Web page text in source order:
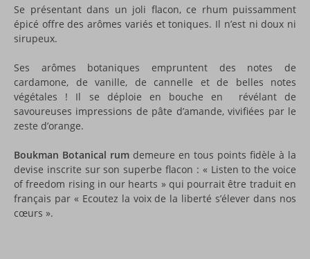
Se présentant dans un joli flacon, ce rhum puissamment
épicé offre des arômes variés et toniques. Il n’est ni doux ni
sirupeux.
Ses arômes botaniques empruntent des notes de
cardamone, de vanille, de cannelle et de belles notes
végétales ! Il se déploie en bouche en révélant de
savoureuses impressions de pâte d’amande, vivifiées par le
zeste d’orange.
Boukman Botanical rum demeure en tous points fidèle à la
devise inscrite sur son superbe flacon : « Listen to the voice
of freedom rising in our hearts » qui pourrait être traduit en
français par « Ecoutez la voix de la liberté s’élever dans nos
cœurs ».